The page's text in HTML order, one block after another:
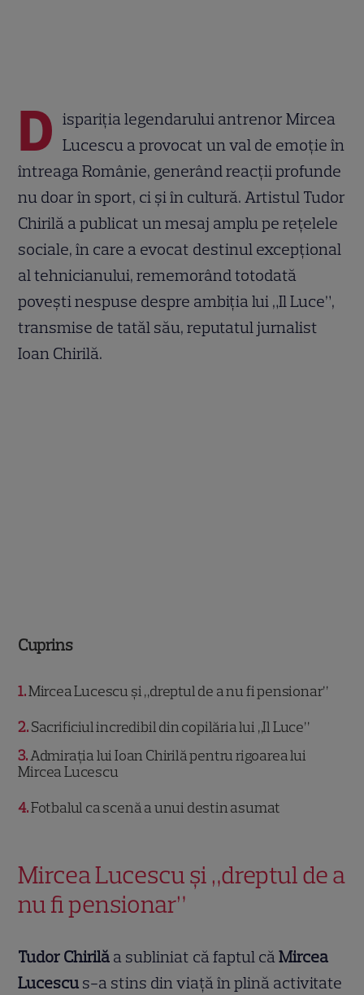
D ispariția legendarului antrenor Mircea
Lucescu a provocat un val de emoție în
întreaga Românie, generând reacții profunde
nu doar în sport, ci și în cultură. Artistul Tudor
Chirilă a publicat un mesaj amplu pe rețelele
sociale, în care a evocat destinul excepțional
al tehnicianului, rememorând totodată
povești nespuse despre ambiția lui „Il Luce”,
transmise de tatăl său, reputatul jurnalist
Ioan Chirilă.
Cuprins
1 Mircea Lucescu și „dreptul de a nu fi pensionar”
2 Sacrificiul incredibil din copilăria lui „Il Luce”
3 Admirația lui Ioan Chirilă pentru rigoarea lui
Mircea Lucescu
4 Fotbalul ca scenă a unui destin asumat
Mircea Lucescu și „dreptul de a
nu fi pensionar”
Tudor Chirilă a subliniat că faptul căMircea
Lucescu s-a stins din viață în plină activitate